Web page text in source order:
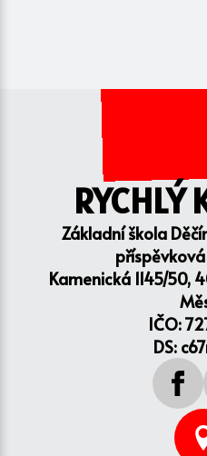
RYCHLÝ
Základní škola
Kamenická 1145/50,
IČO:
DS: